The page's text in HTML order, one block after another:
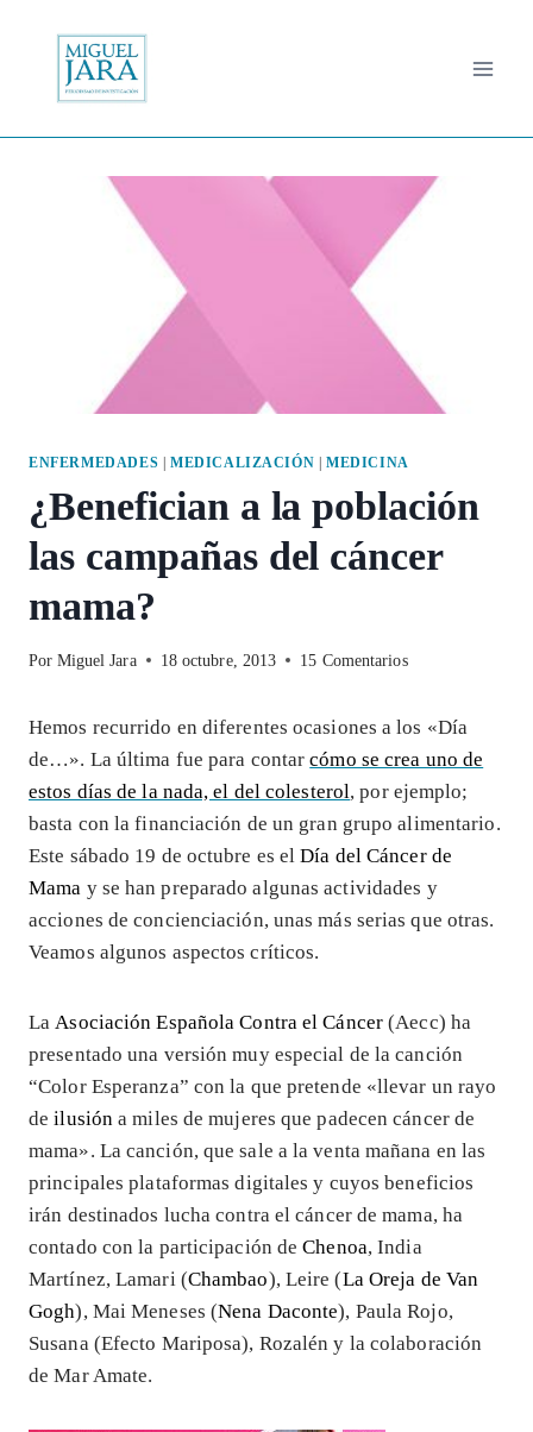
contenido
ENFERMEDADES MEDICALIZACIÓN |MEDICINA
¿Benefician a la población
las campañas del cáncer
mama?
Por Miguel Jara 18 octubre, 2013 15 Comentarios
Hemos recurrido en diferentes ocasiones a los «Día
de…». La última fue para contarcómo se crea uno de
estos días de la nada, el del colesterol, por ejemplo;
basta con la financiación de un gran grupo alimentario.
Este sábado 19 de octubre es elDía del Cáncer de
Mama y se han preparado algunas actividades y
acciones de concienciación, unas más serias que otras.
Veamos algunos aspectos críticos.
La Asociación Española Contra el Cáncer (Aecc) ha
presentado una versión muy especial de la canción
“Color Esperanza” con la que pretende «llevar un rayo
deilusión a miles de mujeres que padecen cáncer de
mama». La canción, que sale a la venta mañana en las
principales plataformas digitales y cuyos beneficios
irán destinados lucha contra el cáncer de mama, ha
contado con la participación deChenoa, India
Martínez, Lamari (Chambao), Leire (La Oreja de Van
Gogh), Mai Meneses (Nena Daconte), Paula Rojo,
Susana (Efecto Mariposa), Rozalén y la colaboración
de Mar Amate.